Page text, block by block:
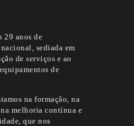
29 anos de
sediada em
de serviços e ao
de
na formação, na
melhoria contínua e
que nos